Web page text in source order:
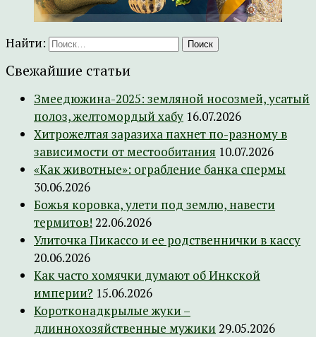
Найти:
Свежайшие статьи
Змеедюжина-2025: земляной носозмей, усатый
полоз, желтомордый хабу 16.07.2026
Хитрожелтая заразиха пахнет по-разному в
зависимости от местообитания 10.07.2026
«Как животные»: ограбление банка спермы
30.06.2026
Божья коровка, улети под землю, навести
термитов! 22.06.2026
Улиточка Пикассо и ее родственнички в кассу
20.06.2026
Как часто хомячки думают об Инкской
империи? 15.06.2026
Коротконадкрылые жуки –
длиннохозяйственные мужики 29.05.2026